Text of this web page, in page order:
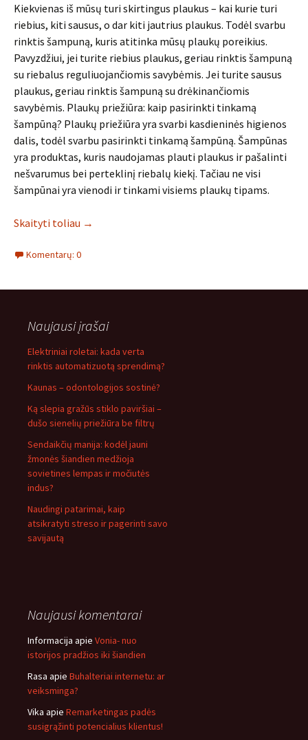
Kiekvienas iš mūsų turi skirtingus plaukus – kai kurie turi
riebius, kiti sausus, o dar kiti jautrius plaukus. Todėl svarbu
rinktis šampuną, kuris atitinka mūsų plaukų poreikius.
Pavyzdžiui, jei turite riebius plaukus, geriau rinktis šampuną
su riebalus reguliuojančiomis savybėmis. Jei turite sausus
plaukus, geriau rinktis šampuną su drėkinančiomis
savybėmis. Plaukų priežiūra: kaip pasirinkti tinkamą
šampūną? Plaukų priežiūra yra svarbi kasdieninės higienos
dalis, todėl svarbu pasirinkti tinkamą šampūną. Šampūnas
yra produktas, kuris naudojamas plauti plaukus ir pašalinti
nešvarumus bei perteklinį riebalų kiekį. Tačiau ne visi
šampūnai yra vienodi ir tinkami visiems plaukų tipams.
Skaityti toliau →
Komentarų: 0
Naujausi įrašai
Elektriniai roletai: kada verta
rinktis automatizuotą sprendimą?
Kaunas – odontologijos sostinė?
Ką slepia gražūs stiklo paviršiai –
dušo sienelių priežiūra be filtrų
Sendaikčių manija: kodėl jauni
žmonės šiandien medžioja
sovietines lempas ir močiutės
indus?
Naudingi patarimai, kaip
atsikratyti streso ir pagerinti savo
savijautą
Naujausi komentarai
Informacija apie Vonia- nuo
istorijos pradžios iki šiandien
Rasa apie Buhalteriai internetu: ar
veiksminga?
Vika apie Remarketingas padės
susigrąžinti potencialius klientus!